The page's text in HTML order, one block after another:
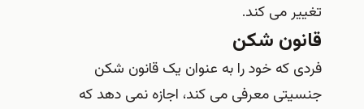
تغییر می‌ کند.
قانون شکن
فردی که خود را به عنوان یک قانون شکن
جنسیتی معرفی می کند، اجازه نمی دهد که